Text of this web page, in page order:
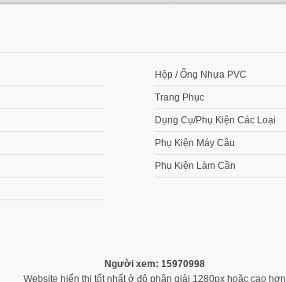
Hộp / Ống Nhựa PVC
Trang Phục
Dụng Cụ/Phụ Kiện Các Loại
Phụ Kiện Máy Câu
Phụ Kiện Làm Cần
Người xem: 15970998
Website hiển thị tốt nhất ở độ phân giải 1280px hoặc cao hơn